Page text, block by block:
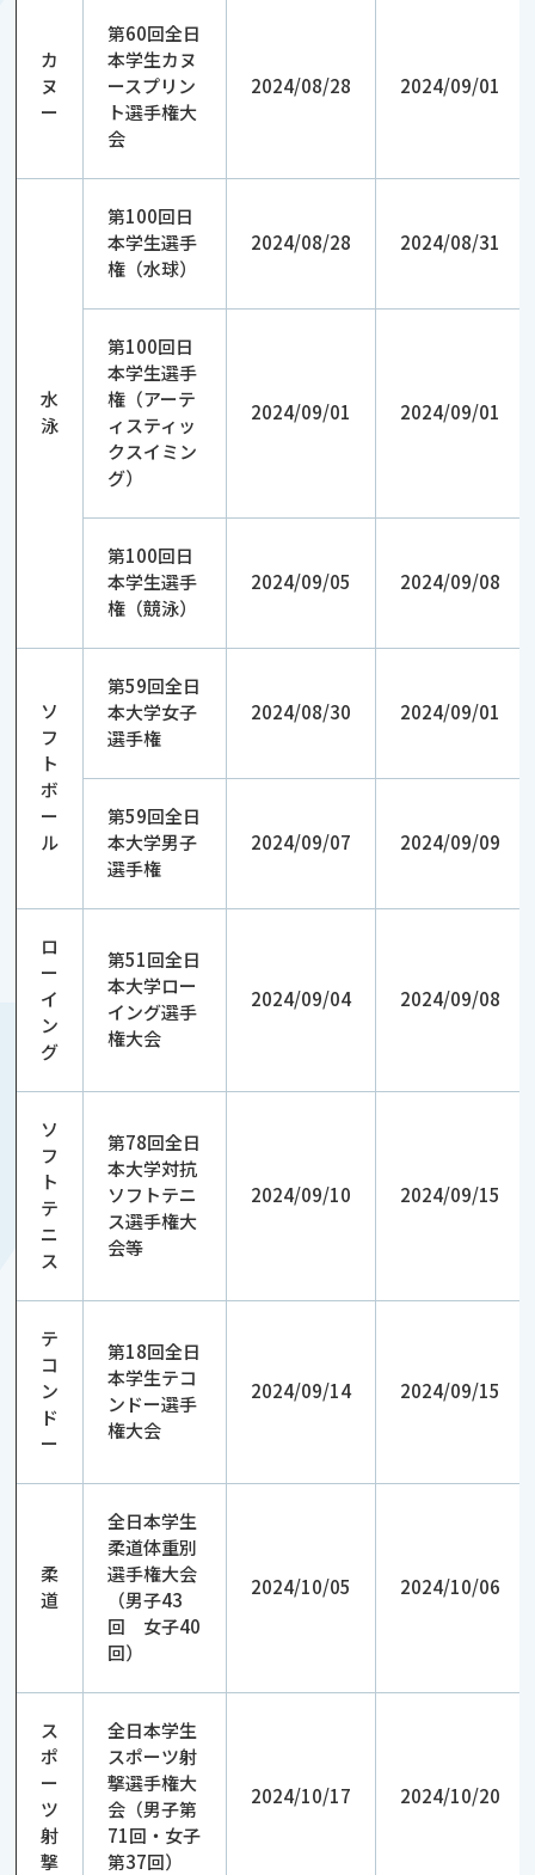
カ
ヌ
ー
第60回全日
本学生カヌ
ースプリン
ト選手権大
会
2024/08/28 2024/09/01
水
泳
第100回日
本学生選手
権（水球）
2024/08/28 2024/08/31
第100回日
本学生選手
権（アーテ
ィスティッ
クスイミン
グ）
2024/09/01 2024/09/01
第100回日
本学生選手
権（競泳）
2024/09/05 2024/09/08
ソ
フ
ト
ボ
ー
ル
第59回全日
本大学女子
選手権
2024/08/30 2024/09/01
第59回全日
本大学男子
選手権
2024/09/07 2024/09/09
ロ
ー
イ
ン
グ
第51回全日
本大学ロー
イング選手
権大会
2024/09/04 2024/09/08
ソ
フ
ト
テ
ニ
ス
第78回全日
本大学対抗
ソフトテニ
ス選手権大
会等
2024/09/10 2024/09/15
テ
コ
ン
ド
ー
第18回全日
本学生テコ
ンドー選手
権大会
2024/09/14 2024/09/15
柔
道
全日本学生
柔道体重別
選手権大会
（男子43
回 女子40
回）
2024/10/05 2024/10/06
ス
ポ
ー
ツ
射
撃
全日本学生
スポーツ射
撃選手権大
会（男子第
71回・女子
第37回）
2024/10/17 2024/10/20